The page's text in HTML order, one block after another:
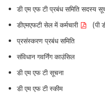
डी एम एफ टी प्रबंध समिति सदस्य
डीएमएफटी सेल में कर्मचारी
(पी
प्रसंस्करण प्रबंध समिति
संविधान गवर्निंग काउंसिल
डी एम एफ टी सूचना
डी एम एफ टी स्कीम